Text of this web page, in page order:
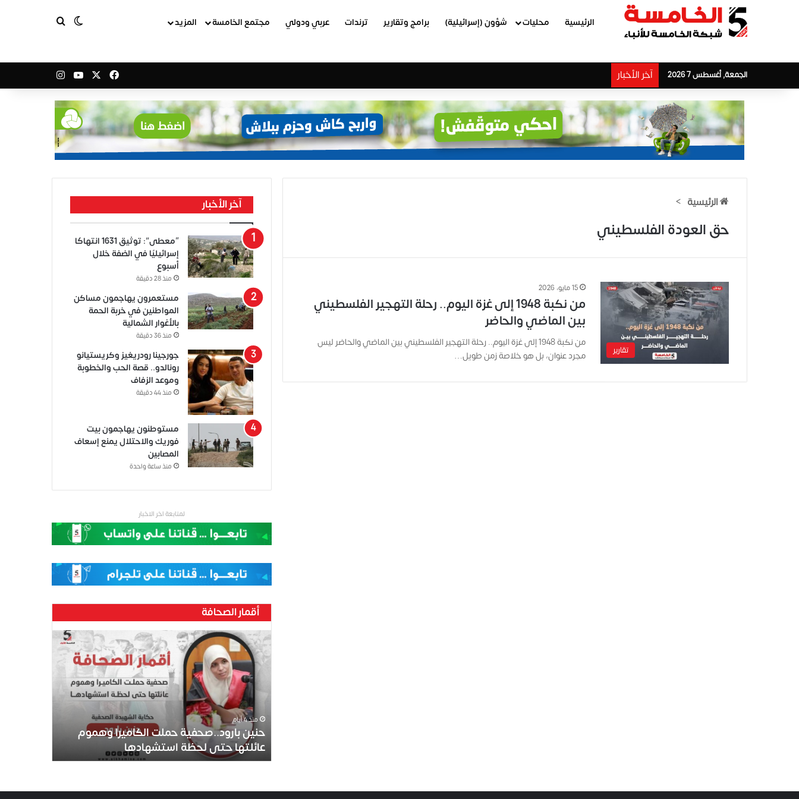
الرئيسية محليات شؤون (إسرائيلية) برامج وتقارير ترندات عربي ودولي مجتمع الخامسة المزيد الوضع المظلم
الجمعة, أغسطس 7 2026 آخر الأخبار فيسبوك ‫YouTube
الرئيسية >
حق العودة الفلسطيني
تقارير
15 مايو، 2026
من نكبة 1948 إلى غزة اليوم.. رحلة التهجير الفلسطيني
بين الماضي والحاضر
من نكبة 1948 إلى غزة اليوم.. رحلة التهجير الفلسطيني بين الماضي والحاضر ليس
مجرد عنوان، بل هو خلاصة زمن طويل…
آخر الأخبار
“معطى”: توثيق 1631 انتهاكًا
إسرائيليًا في الضفة خلال
أسبوع
منذ 28 دقيقة
مستعمرون يهاجمون مساكن
المواطنين في خربة الحمة
بالأغوار الشمالية
منذ 36 دقيقة
جورجينا رودريغيز وكريستيانو
رونالدو.. قصة الحب والخطوبة
وموعد الزفاف
منذ 44 دقيقة
مستوطنون يهاجمون بيت
فوريك والاحتلال يمنع إسعاف
المصابين
منذ ساعة واحدة
لمتابعة اخر الاخبار
أقمار الصحافة
ح
ن
.
منذ 4 أيام
حنين بارود..صحفية حملت الكاميرا وهموم
عائلتها حتى لحظة استشهادها